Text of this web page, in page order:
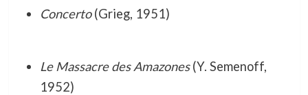
Concerto(Grieg, 1951)
Le Massacre des Amazones(Y. Semenoff,
1952)